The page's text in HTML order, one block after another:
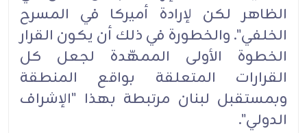
الظاهر لكن لإرادة أميركا في المسرح
الخلفي". والخطورة في ذلك أن يكون القرار
الخطوة الأولى الممهّدة لجعل كل
القرارات المتعلقة بواقع المنطقة
وبمستقبل لبنان مرتبطة بهذا "الإشراف
الدولي".‏